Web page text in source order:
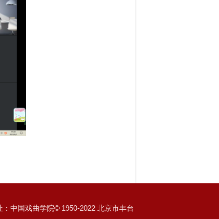
：中国戏曲学院© 1950-2022 北京市丰台